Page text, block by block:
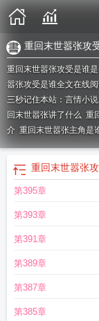
重回末世嚣张攻
重回末世嚣张攻受是谁
嚣张攻受是谁全文在线阅
三秒记住本站：言情小
回末世嚣张讲了什么 重
介 重回末世嚣张主角是
张作者沙漠狂云重回末
的什么重回末日嚣张
透 重回末世嚣张最新章
回末世嚣张沙漠狂云
末世嚣张受叫什么
重回末世嚣张
第395章
第393章
第391章
第389章
第387章
第385章